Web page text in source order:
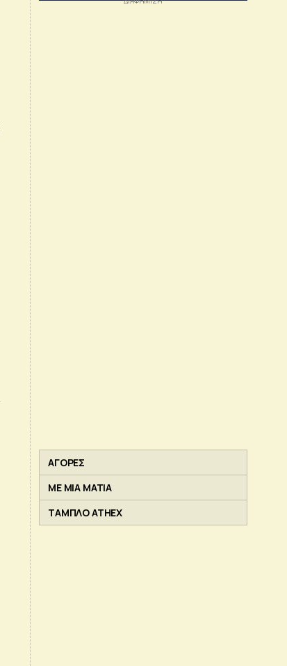
ΑΓΟΡΕΣ
ΜΕ ΜΙΑ ΜΑΤΙΑ
ΤΑΜΠΛΟ ATHEX